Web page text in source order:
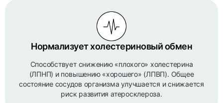
Нормализует холестериновый обмен
Способствует снижению «плохого» холестерина
(ЛПНП) и повышению «хорошего» (ЛПВП). Общее
состояние сосудов организма улучшается и снижается
риск развития атеросклероза.